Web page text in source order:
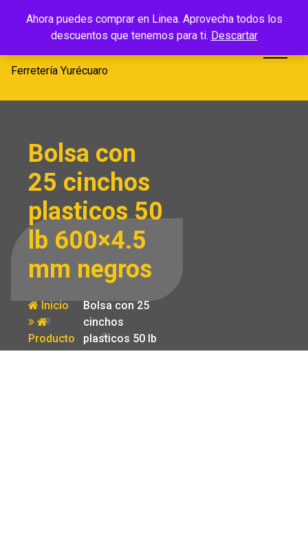
Ahora puedes comprar en Linea. Aprovecha todos los
descuentos que tenemos para ti. Descartar
Ferretería
Yurécuaro
Ferretería Yurécuaro
Bolsa con
25 cinchos
plasticos 50
lb 600×4.5
mm negros
Inicio
Producto
Bolsa con 25
cinchos
plasticos 50 lb
600×4.5 mm